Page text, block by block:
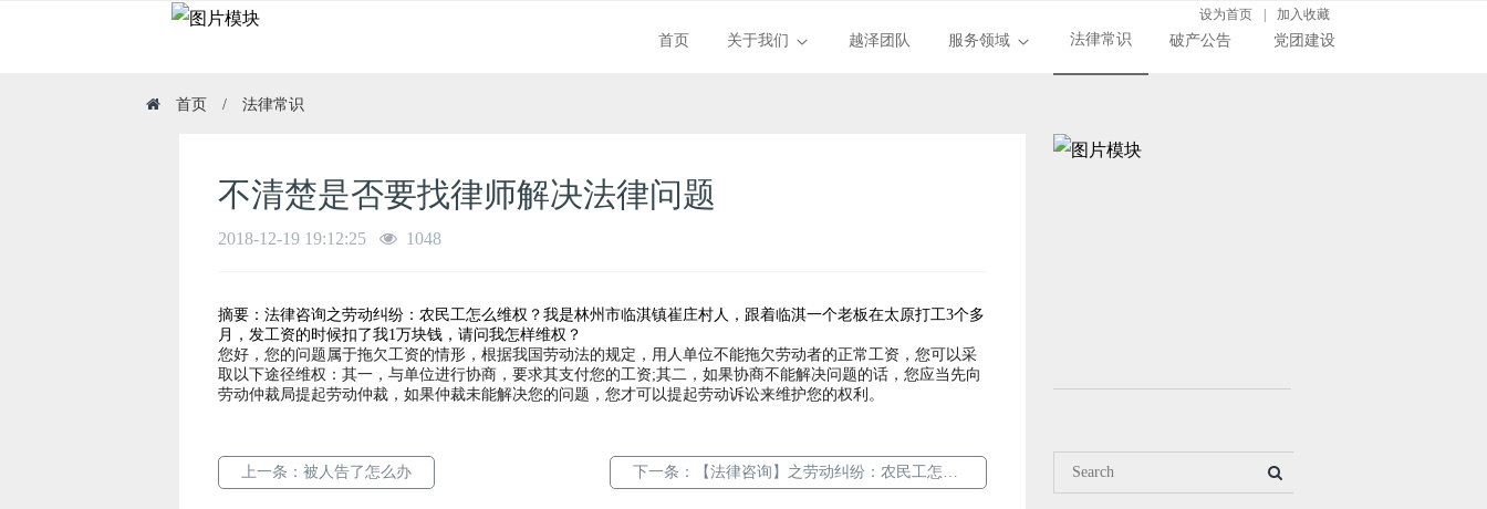
设为首页 加入收藏
首页 关于我们 越泽团队 服务领域 法律常识 破产公告 党团建设
不清楚是否要找律师解决法律问题
2018-12-19 19:12:25 1048
摘要：法律咨询之劳动纠纷：农民工怎么维权？我是林州市临淇镇崔庄村人，跟着临淇一个老板在太原打工3个多
月，发工资的时候扣了我1万块钱，请问我怎样维权？
您好，您的问题属于拖欠工资的情形，根据我国劳动法的规定，用人单位不能拖欠劳动者的正常工资，您可以采
取以下途径维权：其一，与单位进行协商，要求其支付您的工资;其二，如果协商不能解决问题的话，您应当先向
劳动仲裁局提起劳动仲裁，如果仲裁未能解决您的问题，您才可以提起劳动诉讼来维护您的权利。
上一条： 被人告了怎么办 下一条： 【法律咨询】之劳动纠纷：农民工怎么维权
首页 / 法律常识